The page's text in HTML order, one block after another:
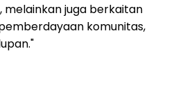
juga berkaitan
komunitas,